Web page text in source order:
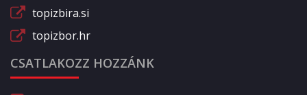
topizbira.si
topizbor.hr
CSATLAKOZZ HOZZÁNK